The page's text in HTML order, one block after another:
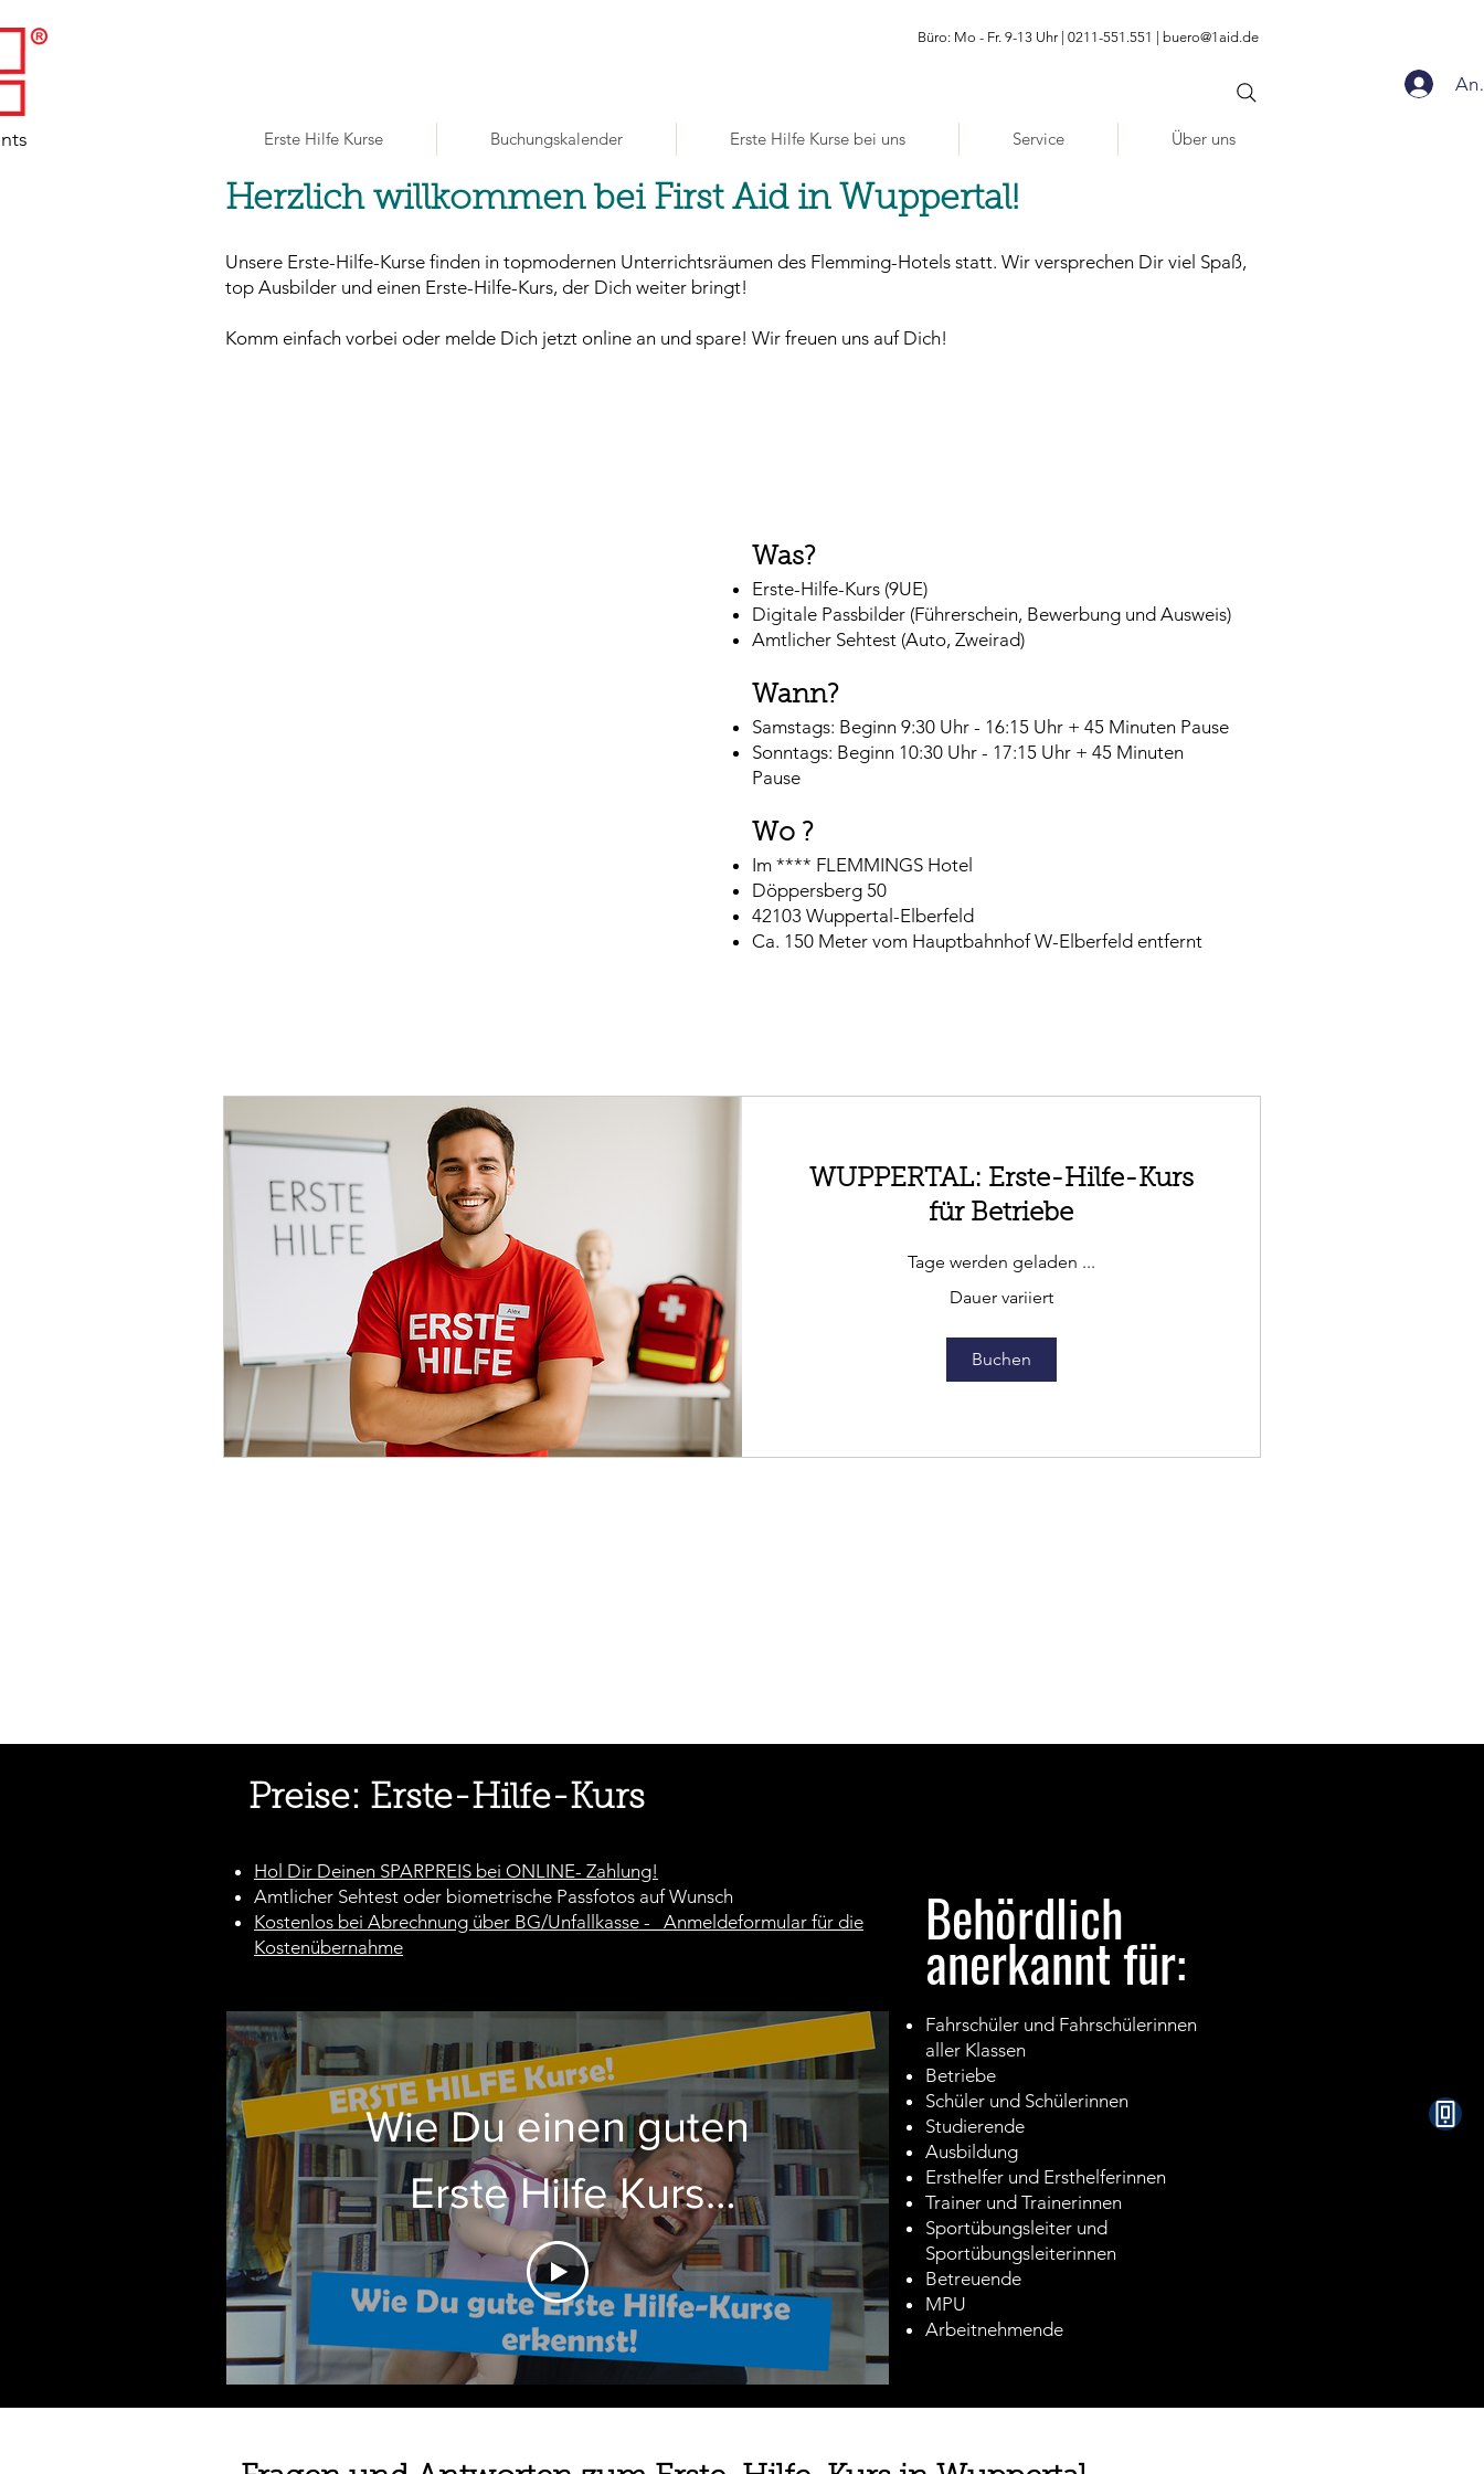
Büro: Mo - Fr. 9-13 Uhr | 0211-551.551 | buero@1aid.de
Erste Hilfe Kurse Buchungskalender Erste Hilfe Kurse bei uns Service Über uns
Herzlich willkommen bei First Aid in Wuppertal!
Unsere Erste-Hilfe-Kurse finden in topmodernen Unterrichtsräumen des Flemming-Hotels statt. Wir versprechen Dir viel Spaß,
top Ausbilder und einen Erste-Hilfe-Kurs, der Dich weiter bringt!
Komm einfach vorbei oder melde Dich jetzt online an und spare! Wir freuen uns auf Dich!
Was?
Erste-Hilfe-Kurs (9UE)​
Digitale Passbilder (Führerschein, Bewerbung und Ausweis)
Amtlicher Sehtest (Auto, Zweirad)
Wann?​
Samstags: Beginn 9:30 Uhr - 16:15 Uhr + 45 Minuten Pause
Sonntags: Beginn 10:30 Uhr - 17:15 Uhr + 45 Minuten
Pause
Wo ?
Im **** FLEMMINGS Hotel
Döppersberg 50
42103 Wuppertal-Elberfeld
Ca. 150 Meter vom Hauptbahnhof W-Elberfeld entfernt
WUPPERTAL: Erste-Hilfe-Kurs
für Betriebe
Tage werden geladen ...
Dauer variiert
Buchen
Preise: Erste-Hilfe-Kurs
Hol Dir Deinen SPARPREIS bei ONLINE- Zahlung!
Amtlicher Sehtest oder biometrische Passfotos auf Wunsch
Kostenlos bei Abrechnung über BG/Unfallkasse - Anmeldeformular für die
Kostenübernahme
Wie Du einen guten
Erste Hilfe Kurs
erkennst!_1 Minuten
Behördlich
anerkannt für:
Fahrschüler und Fahrschülerinnen
aller Klassen
Betriebe
Schüler und Schülerinnen
Studierende
Ausbildung
Ersthelfer und Ersthelferinnen
Trainer und Trainerinnen
Sportübungsleiter und
Sportübungsleiterinnen
Betreuende
MPU
Arbeitnehmende